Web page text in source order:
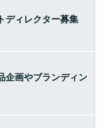
ディレクター募集
企画やブランディン